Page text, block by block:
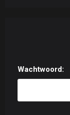
Wachtwoord: